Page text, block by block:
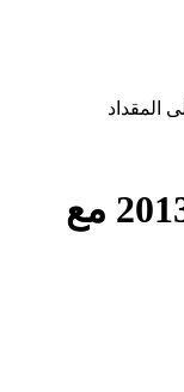
ابراج الأثنين 16 ايلول 2013 مع